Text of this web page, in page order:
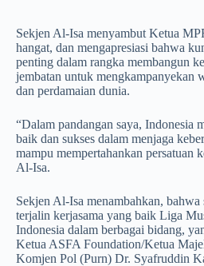
Sekjen Al-Isa menyambut Ketua
hangat, dan mengapresiasi bahwa
penting dalam rangka membangun
jembatan untuk mengkampanyekan
dan perdamaian dunia.
“Dalam pandangan saya, Indonesia
baik dan sukses dalam menjaga
mampu mempertahankan persatuan
Al-Isa.
Sekjen Al-Isa menambahkan, bahwa
terjalin kerjasama yang baik Liga
Indonesia dalam berbagai bidang,
Ketua ASFA Foundation/Ketua
Komjen Pol (Purn) Dr. Syafruddin